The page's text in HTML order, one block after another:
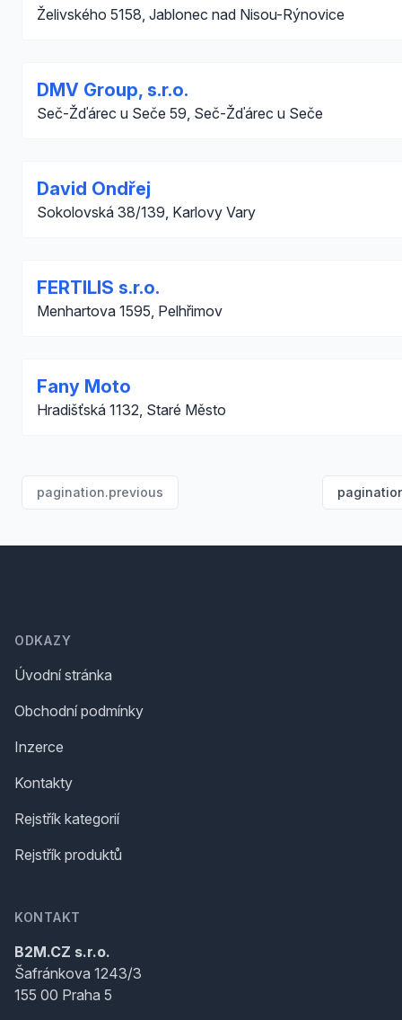
Želivského 5158, Jablonec nad Nisou-Rýnovice
DMV Group, s.r.o.
Seč-Žďárec u Seče 59, Seč-Žďárec u Seče
David Ondřej
Sokolovská 38/139, Karlovy Vary
FERTILIS s.r.o.
Menhartova 1595, Pelhřimov
Fany Moto
Hradišťská 1132, Staré Město
pagination.previous
ODKAZY
Úvodní stránka
Obchodní podmínky
Inzerce
Kontakty
Rejstřík kategorií
Rejstřík produktů
KONTAKT
B2M.CZ s.r.o.
Šafránkova 1243/3
155 00 Praha 5